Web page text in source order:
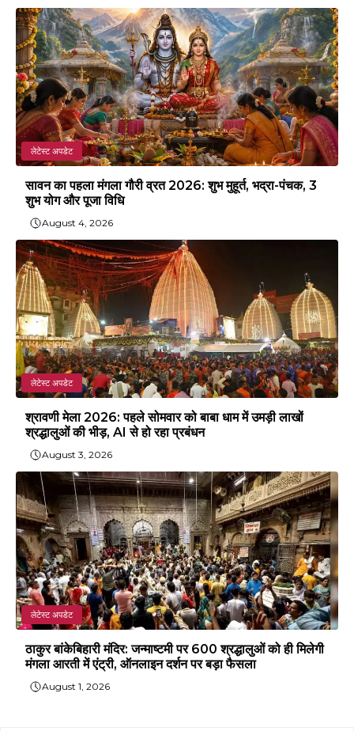
लेटेस्ट अपडेट
सावन का पहला मंगला गौरी व्रत 2026: शुभ मुहूर्त, भद्रा-पंचक, 3
शुभ योग और पूजा विधि
August 4, 2026
लेटेस्ट अपडेट
श्रावणी मेला 2026: पहले सोमवार को बाबा धाम में उमड़ी लाखों
श्रद्धालुओं की भीड़, AI से हो रहा प्रबंधन
August 3, 2026
लेटेस्ट अपडेट
ठाकुर बांकेबिहारी मंदिर: जन्माष्टमी पर 600 श्रद्धालुओं को ही मिलेगी
मंगला आरती में एंट्री, ऑनलाइन दर्शन पर बड़ा फैसला
August 1, 2026